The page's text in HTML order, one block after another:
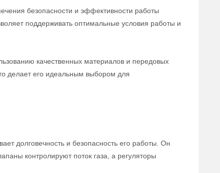
безопасности и эффективности работы
поддерживать оптимальные условия работы и
качественных материалов и передовых
делает его идеальным выбором для
долговечность и безопасность его работы. Он
контролируют поток газа, а регуляторы